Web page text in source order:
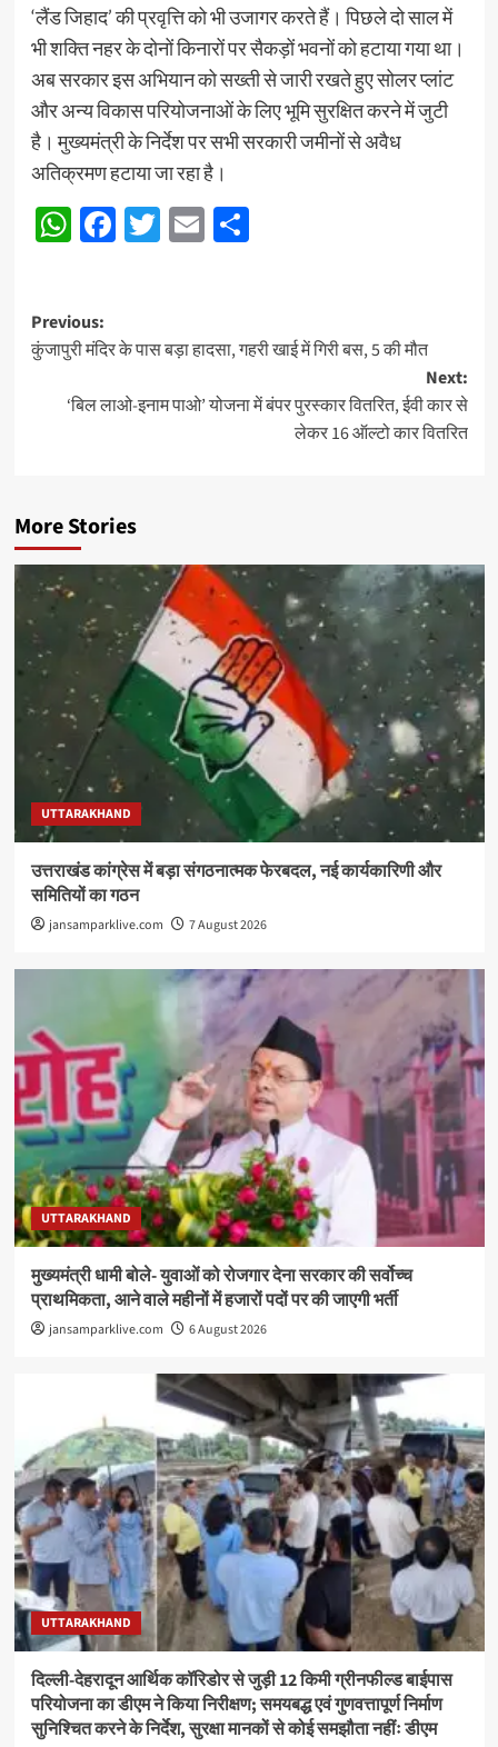
‘लैंड जिहाद’ की प्रवृत्ति को भी उजागर करते हैं। पिछले दो साल में
भी शक्ति नहर के दोनों किनारों पर सैकड़ों भवनों को हटाया गया था।
अब सरकार इस अभियान को सख्ती से जारी रखते हुए सोलर प्लांट
और अन्य विकास परियोजनाओं के लिए भूमि सुरक्षित करने में जुटी
है। मुख्यमंत्री के निर्देश पर सभी सरकारी जमीनों से अवैध
अतिक्रमण हटाया जा रहा है।
WhatsApp
Facebook
Twitter
EmailShare
Post
navigation
Previous:
कुंजापुरी मंदिर के पास बड़ा हादसा, गहरी खाई में गिरी बस, 5 की मौत
Next:
‘बिल लाओ-इनाम पाओ’ योजना में बंपर पुरस्कार वितरित, ईवी कार से
लेकर 16 ऑल्टो कार वितरित
More Stories
UTTARAKHAND
उत्तराखंड कांग्रेस में बड़ा संगठनात्मक फेरबदल, नई कार्यकारिणी और
समितियों का गठन
jansamparklive.com 7 August 2026
UTTARAKHAND
मुख्यमंत्री धामी बोले- युवाओं को रोजगार देना सरकार की सर्वोच्च
प्राथमिकता, आने वाले महीनों में हजारों पदों पर की जाएगी भर्ती
jansamparklive.com 6 August 2026
UTTARAKHAND
दिल्ली-देहरादून आर्थिक कॉरिडोर से जुड़ी 12 किमी ग्रीनफील्ड बाईपास
परियोजना का डीएम ने किया निरीक्षण; समयबद्ध एवं गुणवत्तापूर्ण निर्माण
सुनिश्चित करने के निर्देश, सुरक्षा मानकों से कोई समझौता नहींः डीएम